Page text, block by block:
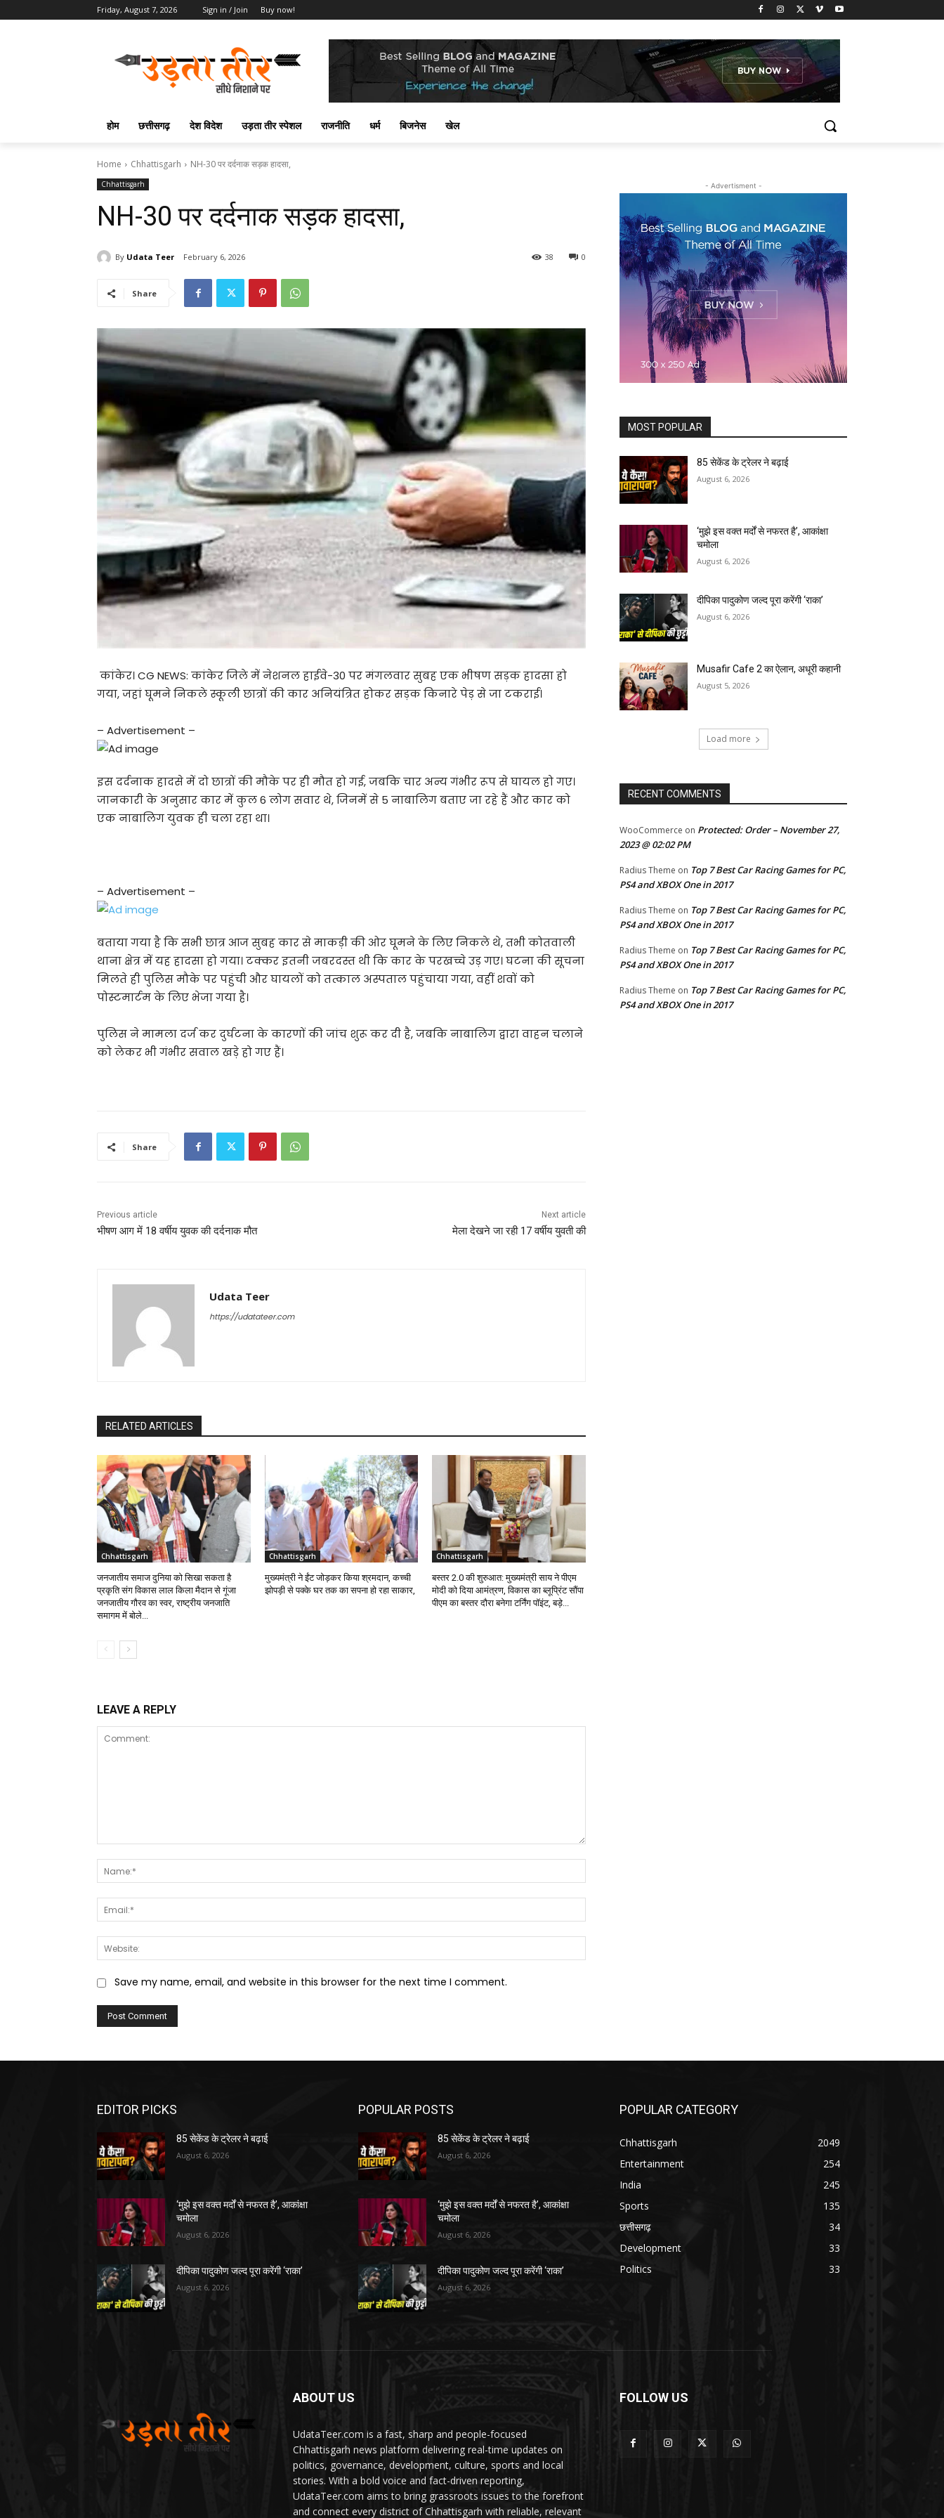
Friday, August 7, 2026 Sign in / Join Buy now!
होम छत्तीसगढ़ देश विदेश उड़ता तीर स्पेशल राजनीति धर्म बिजनेस खेल
Home Chhattisgarh NH-30 पर दर्दनाक सड़क हादसा,
Chhattisgarh
NH-30 पर दर्दनाक सड़क हादसा,
By Udata Teer February 6, 2026 0
38
Share
कांकेर। CG NEWS: कांकेर जिले में नेशनल हाईवे-30 पर मंगलवार सुबह एक भीषण सड़क हादसा हो
गया, जहां घूमने निकले स्कूली छात्रों की कार अनियंत्रित होकर सड़क किनारे पेड़ से जा टकराई।
– Advertisement –
इस दर्दनाक हादसे में दो छात्रों की मौके पर ही मौत हो गई, जबकि चार अन्य गंभीर रूप से घायल हो गए।
जानकारी के अनुसार कार में कुल 6 लोग सवार थे, जिनमें से 5 नाबालिग बताए जा रहे हैं और कार को
एक नाबालिग युवक ही चला रहा था।
– Advertisement –
बताया गया है कि सभी छात्र आज सुबह कार से माकड़ी की ओर घूमने के लिए निकले थे, तभी कोतवाली
थाना क्षेत्र में यह हादसा हो गया। टक्कर इतनी जबरदस्त थी कि कार के परखच्चे उड़ गए। घटना की सूचना
मिलते ही पुलिस मौके पर पहुंची और घायलों को तत्काल अस्पताल पहुंचाया गया, वहीं शवों को
पोस्टमार्टम के लिए भेजा गया है।
पुलिस ने मामला दर्ज कर दुर्घटना के कारणों की जांच शुरू कर दी है, जबकि नाबालिग द्वारा वाहन चलाने
को लेकर भी गंभीर सवाल खड़े हो गए हैं।
Share
Previous article
भीषण आग में 18 वर्षीय युवक की दर्दनाक मौत
Next article
मेला देखने जा रही 17 वर्षीय युवती की
Udata Teer
https://udatateer.com
RELATED ARTICLES
Chhattisgarh
जनजातीय समाज दुनिया को सिखा सकता है
प्रकृति संग विकास लाल किला मैदान से गूंजा
जनजातीय गौरव का स्वर, राष्ट्रीय जनजाति
समागम में बोले...
Chhattisgarh
मुख्यमंत्री ने ईंट जोड़कर किया श्रमदान, कच्ची
झोपड़ी से पक्के घर तक का सपना हो रहा साकार,
Chhattisgarh
बस्तर 2.0 की शुरुआत: मुख्यमंत्री साय ने पीएम
मोदी को दिया आमंत्रण, विकास का ब्लूप्रिंट सौंपा
पीएम का बस्तर दौरा बनेगा टर्निंग पॉइंट, बड़े...
LEAVE A REPLY
Save my name, email, and website in this browser for the next time I comment.
- Advertisment -
MOST POPULAR
85 सेकेंड के ट्रेलर ने बढ़ाई
August 6, 2026
‘मुझे इस वक्त मर्दों से नफरत है’, आकांक्षा
चमोला
August 6, 2026
दीपिका पादुकोण जल्द पूरा करेंगी ‘राका’
August 6, 2026
Musafir Cafe 2 का ऐलान, अधूरी कहानी
August 5, 2026
Load more
RECENT COMMENTS
WooCommerce on Protected: Order – November 27,
2023 @ 02:02 PM
Radius Theme on Top 7 Best Car Racing Games for PC,
PS4 and XBOX One in 2017
Radius Theme on Top 7 Best Car Racing Games for PC,
PS4 and XBOX One in 2017
Radius Theme on Top 7 Best Car Racing Games for PC,
PS4 and XBOX One in 2017
Radius Theme on Top 7 Best Car Racing Games for PC,
PS4 and XBOX One in 2017
EDITOR PICKS
85 सेकेंड के ट्रेलर ने बढ़ाई
August 6, 2026
‘मुझे इस वक्त मर्दों से नफरत है’, आकांक्षा
चमोला
August 6, 2026
दीपिका पादुकोण जल्द पूरा करेंगी ‘राका’
August 6, 2026
POPULAR POSTS
85 सेकेंड के ट्रेलर ने बढ़ाई
August 6, 2026
‘मुझे इस वक्त मर्दों से नफरत है’, आकांक्षा
चमोला
August 6, 2026
दीपिका पादुकोण जल्द पूरा करेंगी ‘राका’
August 6, 2026
POPULAR CATEGORY
Chhattisgarh
2049
Entertainment
254
India
245
Sports
135
छत्तीसगढ़
34
Development
33
Politics
33
ABOUT US
UdataTeer.com is a fast, sharp and people-focused
Chhattisgarh news platform delivering real-time updates on
politics, governance, development, culture, sports and local
stories. With a bold voice and fact-driven reporting,
UdataTeer.com aims to bring grassroots issues to the forefront
and connect every district of Chhattisgarh with reliable, relevant
FOLLOW US